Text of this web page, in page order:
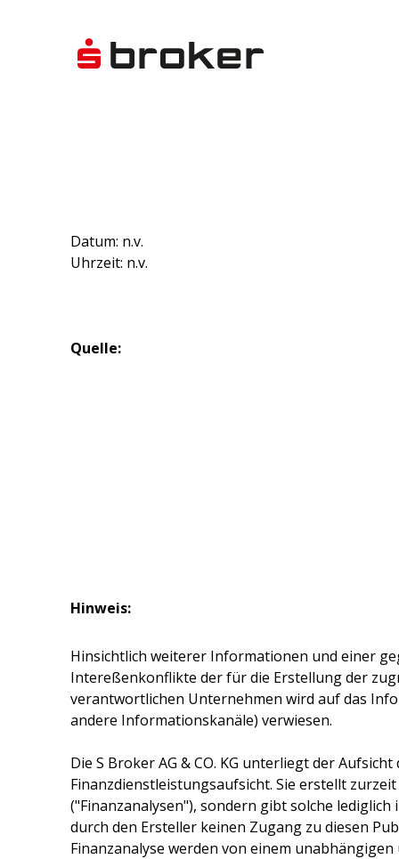
Datum: n.v.
Uhrzeit: n.v.
Quelle:
Hinweis:
Hinsichtlich weiterer Informationen und einer
Intereßenkonflikte der für die Erstellung der
verantwortlichen Unternehmen wird auf das
andere Informationskanäle) verwiesen.
Die S Broker AG & CO. KG unterliegt der Aufsicht
Finanzdienstleistungsaufsicht. Sie erstellt
("Finanzanalysen"), sondern gibt solche
durch den Ersteller keinen Zugang zu diesen
Finanzanalyse werden von einem